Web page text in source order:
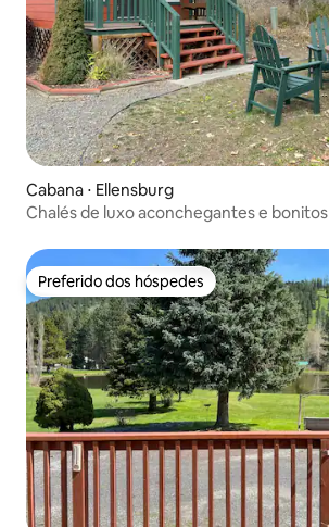
Cabana ⋅ Ellensburg
Chalés de luxo aconchegantes e bonitos
Preferido dos hóspedes
Preferido dos hóspedes